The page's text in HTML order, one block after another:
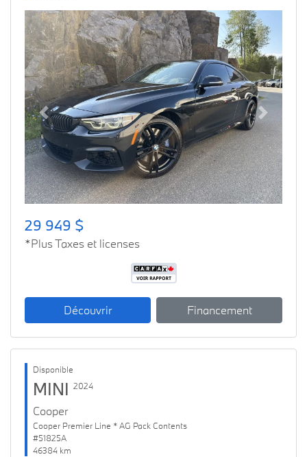
Previous Next
29 949 $
*Plus Taxes et licenses
Découvrir Financement
Disponible
MINI 2024
Cooper
Cooper Premier Line * AG Pack Contents
#51825A
46384 km